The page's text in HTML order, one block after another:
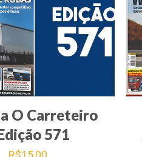
O Carreteiro
571